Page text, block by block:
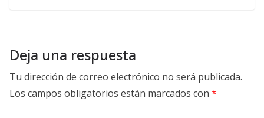
Deja una respuesta
Tu dirección de correo electrónico no será publicada.
Los campos obligatorios están marcados con *